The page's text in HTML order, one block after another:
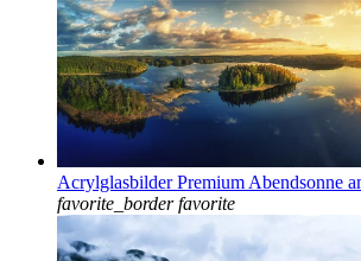
Acrylglasbilder Premium Abendsonne
favorite_border favorite